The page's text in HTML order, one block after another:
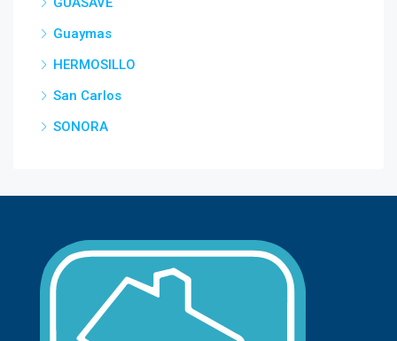
Guaymas
HERMOSILLO
San Carlos
SONORA